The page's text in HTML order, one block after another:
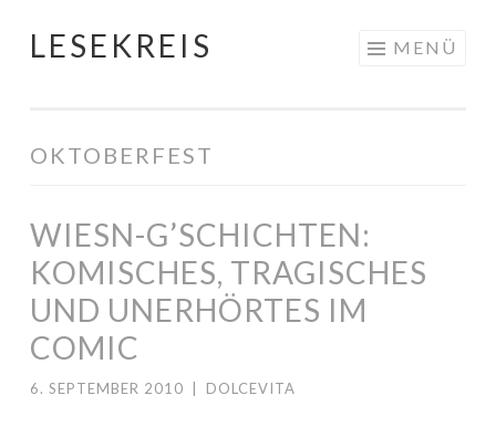
Springe
LESEKREIS MENÜ
OKTOBERFEST
WIESN-G’SCHICHTEN:
KOMISCHES, TRAGISCHES
UND UNERHÖRTES IM
COMIC
6. SEPTEMBER 2010 DOLCEVITA